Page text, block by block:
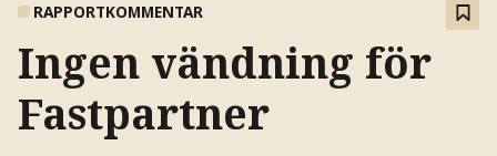
RAPPORTKOMMENTAR
Ingen vändning för
Fastpartner